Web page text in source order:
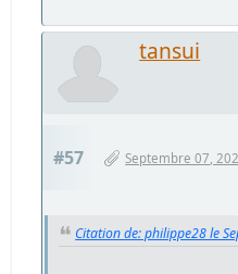
tansui
#57 Septembre 07,
Citation de: philippe28 le